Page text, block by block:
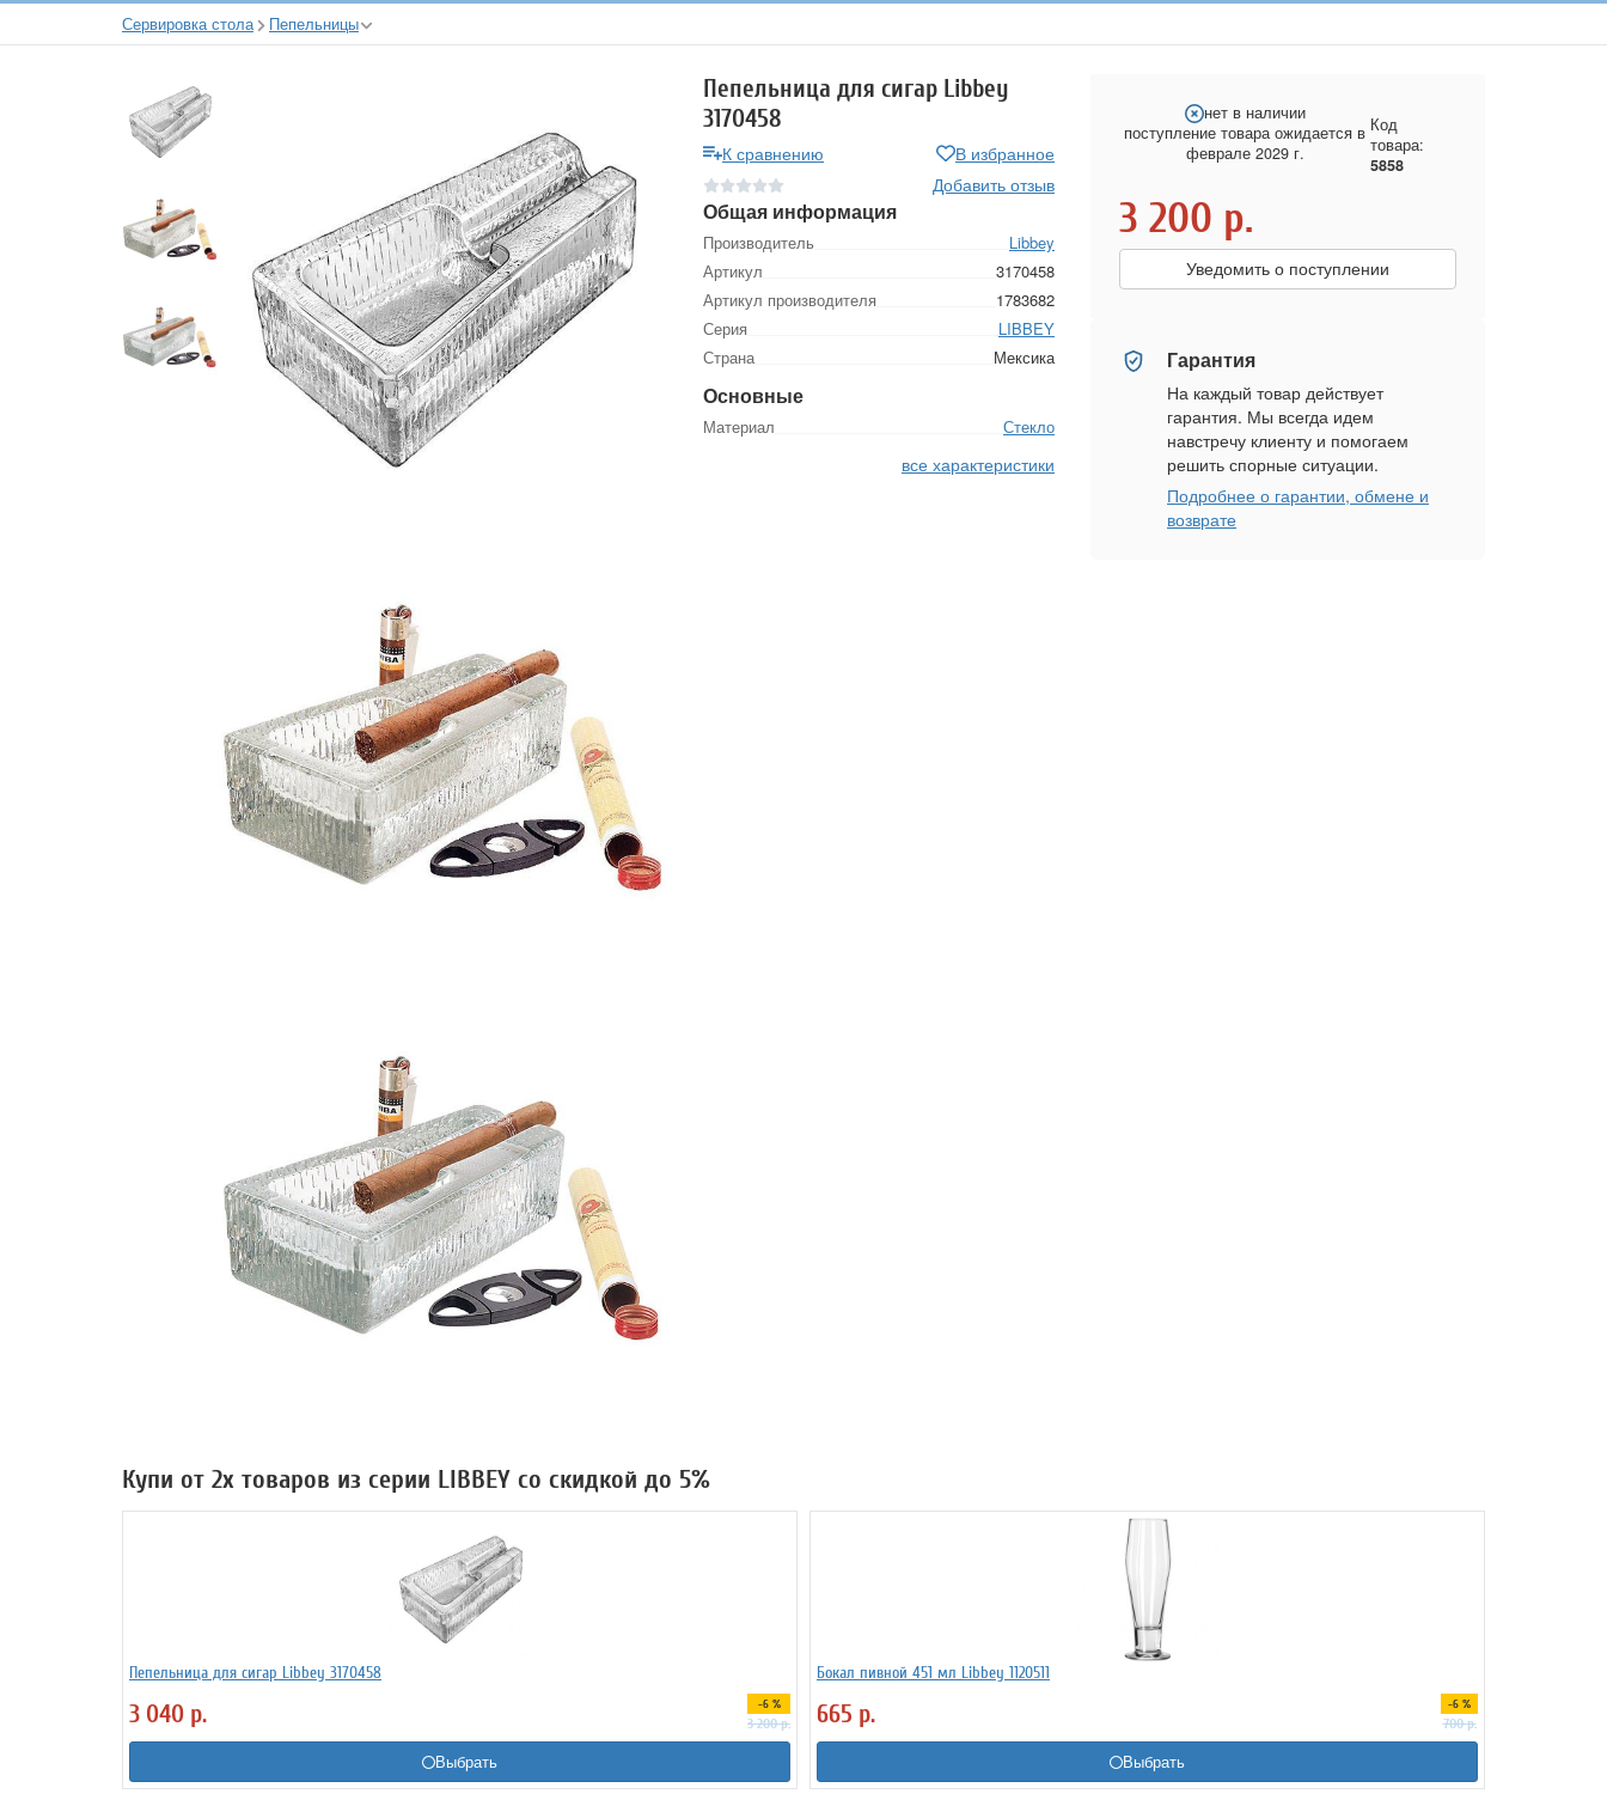
Сервировка стола Пепельницы
Пепельница для сигар Libbey
3170458
К сравнению
В избранное
Добавить отзыв
Общая информация
Производитель
Libbey
Артикул
3170458
Артикул производителя
1783682
Серия
LIBBEY
Страна
Мексика
Основные
Материал Стекло
все характеристики
нет в наличии
поступление товара ожидается в
феврале 2029 г.
Код
товара:
5858
3 200 р.
Уведомить о поступлении
Гарантия
На каждый товар действует
гарантия. Мы всегда идем
навстречу клиенту и помогаем
решить спорные ситуации.
Подробнее о гарантии, обмене и
возврате
Купи от 2х товаров из серии LIBBEY со скидкой до 5%
Пепельница для сигар Libbey 3170458
3 040 р. -6 %
3 200р.
Выбрать
Бокал пивной 451 мл Libbey 1120511
665 р. -6 %
700р.
Выбрать